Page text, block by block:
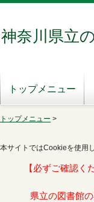
神奈川県立
トップメニュー
トップメニュー >
本サイトではCookieを使用
【必ずご確認く
県立の図書館